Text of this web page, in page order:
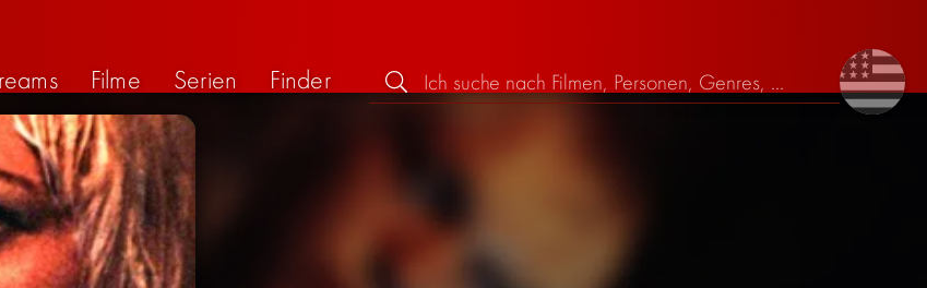
Filme Serien Finder